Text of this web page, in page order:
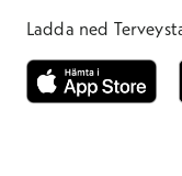
Ladda ned